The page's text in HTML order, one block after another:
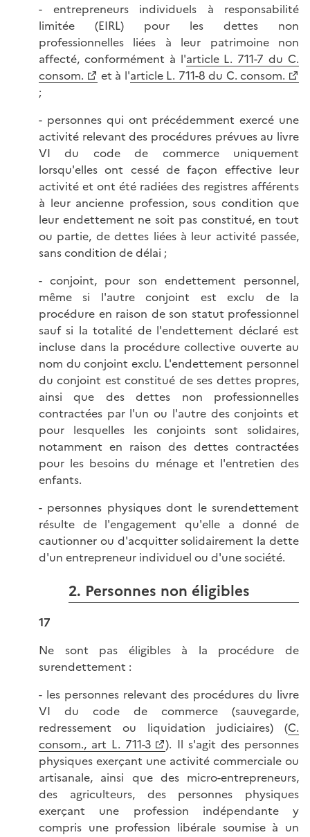
- entrepreneurs individuels à responsabilité
limitée (EIRL) pour les dettes non
professionnelles liées à leur patrimoine non
affecté, conformément à l'article L. 711-7 du C.
consom.
et à l'article L. 711-8 du C. consom.
;
- personnes qui ont précédemment exercé une
activité relevant des procédures prévues au livre
VI du code de commerce uniquement
lorsqu'elles ont cessé de façon effective leur
activité et ont été radiées des registres afférents
à leur ancienne profession, sous condition que
leur endettement ne soit pas constitué, en tout
ou partie, de dettes liées à leur activité passée,
sans condition de délai ;
- conjoint, pour son endettement personnel,
même si l'autre conjoint est exclu de la
procédure en raison de son statut professionnel
sauf si la totalité de l'endettement déclaré est
incluse dans la procédure collective ouverte au
nom du conjoint exclu. L'endettement personnel
du conjoint est constitué de ses dettes propres,
ainsi que des dettes non professionnelles
contractées par l'un ou l'autre des conjoints et
pour lesquelles les conjoints sont solidaires,
notamment en raison des dettes contractées
pour les besoins du ménage et l'entretien des
enfants.
- personnes physiques dont le surendettement
résulte de l'engagement qu'elle a donné de
cautionner ou d'acquitter solidairement la dette
d'un entrepreneur individuel ou d'une société.
2. Personnes non éligibles
17
Ne sont pas éligibles à la procédure de
surendettement :
- les personnes relevant des procédures du livre
VI du code de commerce (sauvegarde,
redressement ou liquidation judiciaires) (C.
consom., art L. 711-3
). Il s'agit des personnes
physiques exerçant une activité commerciale ou
artisanale, ainsi que des micro-entrepreneurs,
des agriculteurs, des personnes physiques
exerçant une profession indépendante y
compris une profession libérale soumise à un